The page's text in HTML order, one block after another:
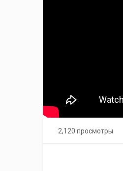
2,120 просмотры